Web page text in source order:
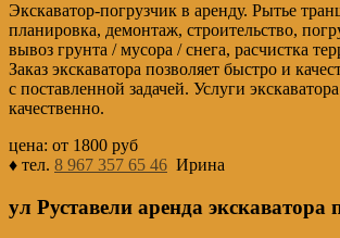
Экскаватор-погрузчик в аренду. Рытье
планировка, демонтаж, строительство,
вывоз грунта / мусора / снега, расчистка
Заказ экскаватора позволяет быстро и
с поставленной задачей. Услуги
качественно.
цена: от 1800 руб
♦ тел. 8 967 357 65 46 Ирина
ул Руставели аренда экскаватора